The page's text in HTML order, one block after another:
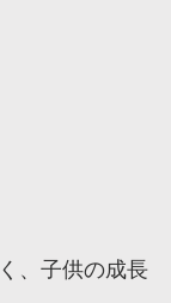
、子供の成長